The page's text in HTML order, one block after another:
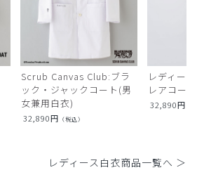
Scrub Canvas Club:ブラ
ック・ジャックコート(男
女兼用白衣)
32,890円 （税込）
レディー
レアコート
32,890円
レディース白衣商品一覧へ ＞